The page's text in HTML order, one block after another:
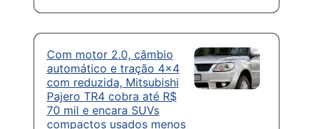
Com motor 2.0, câmbio
automático e tração 4×4
com reduzida, Mitsubishi
Pajero TR4 cobra até R$
70 mil e encara SUVs
compactos usados menos